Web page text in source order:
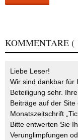
KOMMENTARE (
Liebe Leser!
Wir sind dankbar für
Beteiligung sehr.
Beiträge auf der
Monatszeitschrift
Bitte entwerten Sie
Verunglimpfungen